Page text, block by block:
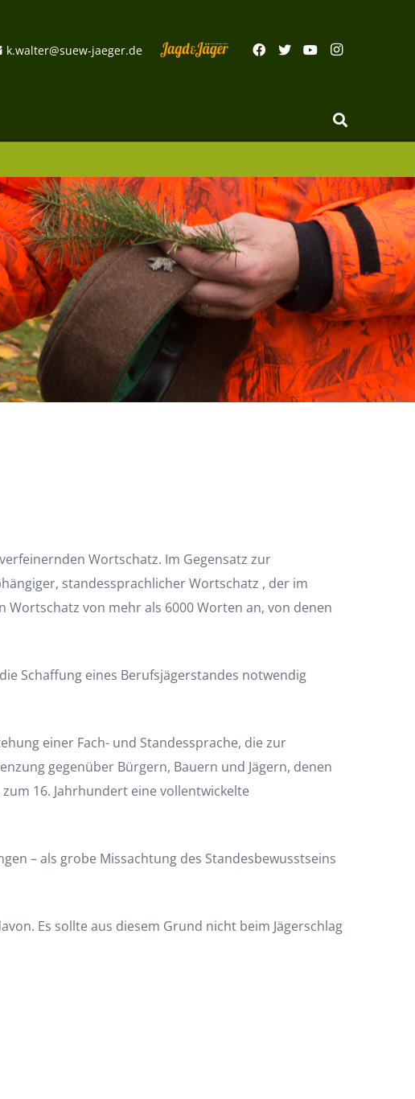
k.walter@suew-jaeger.de
Wortschatz. Im Gegensatz zur
standessprachlicher Wortschatz , der im
von mehr als 6000 Worten an, von denen
Schaffung eines Berufsjägerstandes notwendig
einer Fach- und Standessprache, die zur
gegenüber Bürgern, Bauern und Jägern, denen
16. Jahrhundert eine vollentwickelte
– als grobe Missachtung des Standesbewusstseins
Es sollte aus diesem Grund nicht beim Jägerschlag